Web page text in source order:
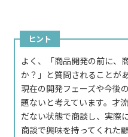
ヒント
よく、「商品開発の前に、
か？」と質問されることが
現在の開発フェーズや今後
題ないと考えています。才
だない状態で商談し、実際
商談で興味を持ってくれた